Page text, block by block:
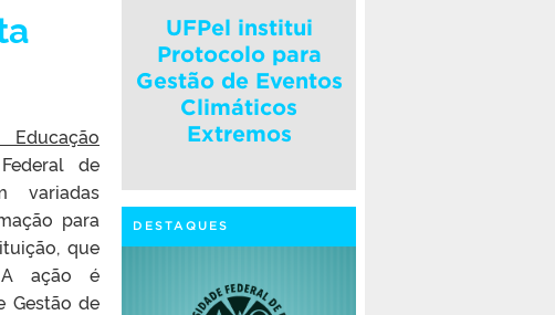
de
variadas
para
que
ação é
Gestão de
UFPel institui
Protocolo para
Gestão de Eventos
Climáticos
Extremos
DESTAQUES